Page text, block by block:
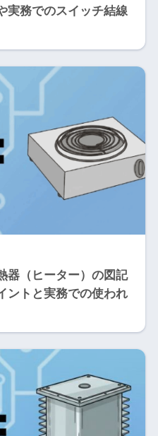
実務でのスイッチ結線
器（ヒーター）の図記
ントと実務での使われ